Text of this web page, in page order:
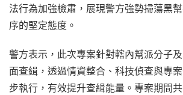
法行為加強檢肅，展現警方強勢掃蕩黑
序的堅定態度。
警方表示，此次專案針對轄內幫派分子
面查緝，透過情資整合、科技偵查與專
步執行，有效提升查緝能量。專案期間